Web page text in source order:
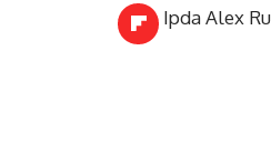
Ipda Alex